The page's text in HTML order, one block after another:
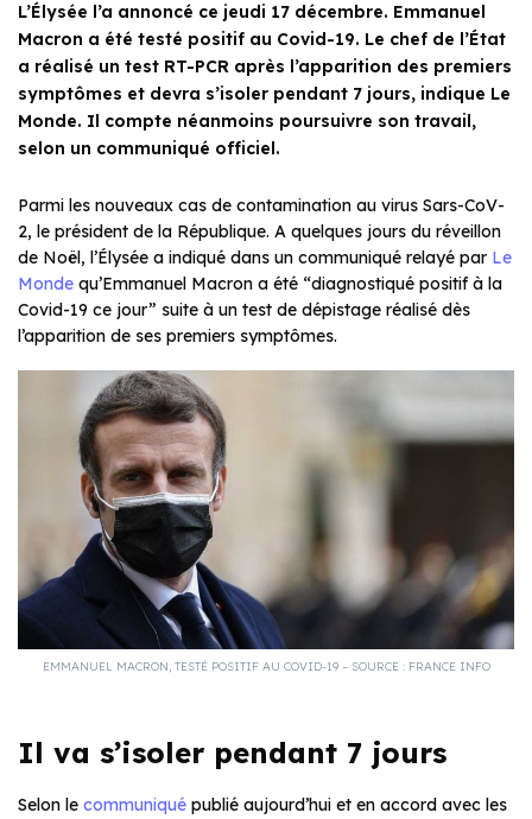
L’Élysée l’a annoncé ce jeudi 17 décembre. Emmanuel
Macron a été testé positif au Covid-19. Le chef de l’État
a réalisé un test RT-PCR après l’apparition des premiers
symptômes et devra s’isoler pendant 7 jours, indique Le
Monde. Il compte néanmoins poursuivre son travail,
selon un communiqué officiel.
Parmi les nouveaux cas de contamination au virus Sars-CoV-
2, le président de la République. A quelques jours du réveillon
de Noël, l’Élysée a indiqué dans un communiqué relayé par Le
Monde qu’Emmanuel Macron a été “diagnostiqué positif à la
Covid-19 ce jour” suite à un test de dépistage réalisé dès
l’apparition de ses premiers symptômes.
EMMANUEL MACRON, TESTÉ POSITIF AU COVID-19 – SOURCE : FRANCE INFO
Il va s’isoler pendant 7 jours
Selon le communiqué publié aujourd’hui et en accord avec les